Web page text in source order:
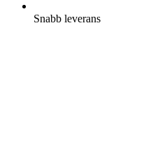
Snabb leverans